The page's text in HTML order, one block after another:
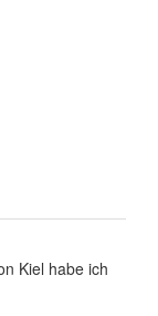
Kiel habe ich